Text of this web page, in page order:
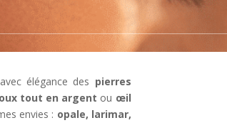
élégance des pierres
tout en argent ou œil
envies : opale, larimar,